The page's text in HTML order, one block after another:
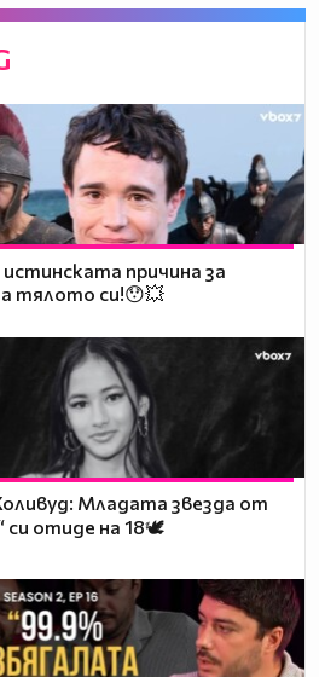
причина за
тялото си!😯💥
Младата звезда от
си отиде на 18🕊️